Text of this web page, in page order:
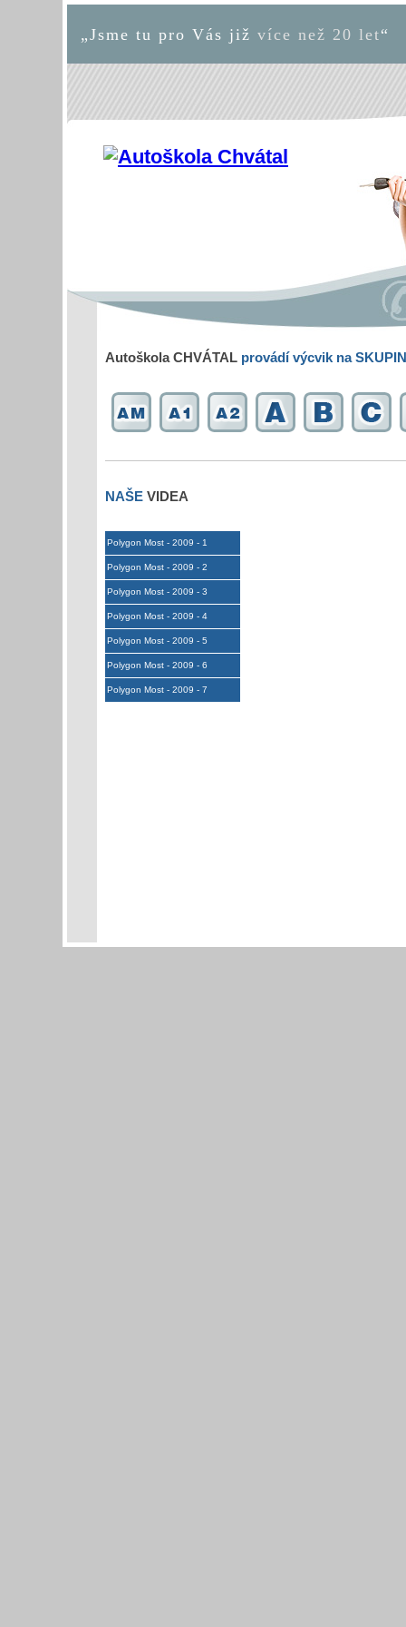
Autoškola CHVÁTAL provádí výcvik na
NAŠE VIDEA
Polygon Most - 2009 - 1
Polygon Most - 2009 - 2
Polygon Most - 2009 - 3
Polygon Most - 2009 - 4
Polygon Most - 2009 - 5
Polygon Most - 2009 - 6
Polygon Most - 2009 - 7
„Jsme tu pro Vás již více než 20 let“